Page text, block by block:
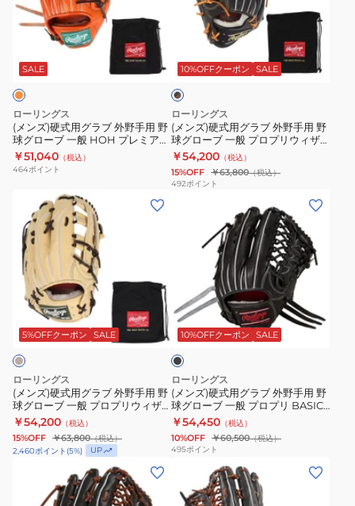
用
GR5HTB88FS-
RH
COMB
左
投
げ
用
GH5HRB870-
B-
ブ
一
プ
ロ
プ
リ
フ
ァ
投
用
GH4PRB88FS-
MO/GT-
HOH
ジ
ャ
パ
ン
GH5HJR89-
LIME
式
用
ラ
ブ
外
野
手
用
ロ
ー
ブ
HOH
プ
レ
ミ
ア
ム
オ
SALE
ローリングス
(メンズ)硬式用グラブ 外野手用 野
球グローブ 一般 HOH プレミアム
オレンジ GH4FHPB88-ORG
￥51,040 （税込）
464ポイント
ラ
ブ
外
野
手
用
野
般
プ
ロ
プ
リ
ウ
ィ
ザ
10%OFFクーポン SALE
ブ
ラ
ブ
ラ
ウ
ン
ローリングス
(メンズ)硬式用グラブ 外野手用 野
球グローブ 一般 プロプリウィザ
ード 02 左投用
GH4PW2B87MG-B-RH
￥54,200 （税込）
15%OFF ￥63,800（税込）
492ポイント
ズ)
硬
式
ラ
ブ
外
野
手
用
野
5%OFFクーポン SALE
ローリングス
(メンズ)硬式用グラブ 外野手用 野
球グローブ 一般 プロプリウィザ
ード GH5FPW2B87MG-CAM
￥54,200 （税込）
15%OFF ￥63,800（税込）
2,460ポイント (5%) UP
グ
ラ
ブ
外
野
手
用
野
10%OFFクーポン SALE
ブ
ラ
ッ
ローリングス
(メンズ)硬式用グラブ 外野手用 野
球グローブ 一般 プロプリ BASIC
N68 B GH6PRN68-B
￥54,450 （税込）
10%OFF ￥60,500（税込）
495ポイント